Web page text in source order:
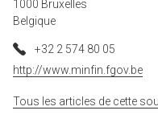
1000 Bruxelles
Belgique
+32 2 574 80 05
http://www.minfin.fgov.be
Tous les articles de cette